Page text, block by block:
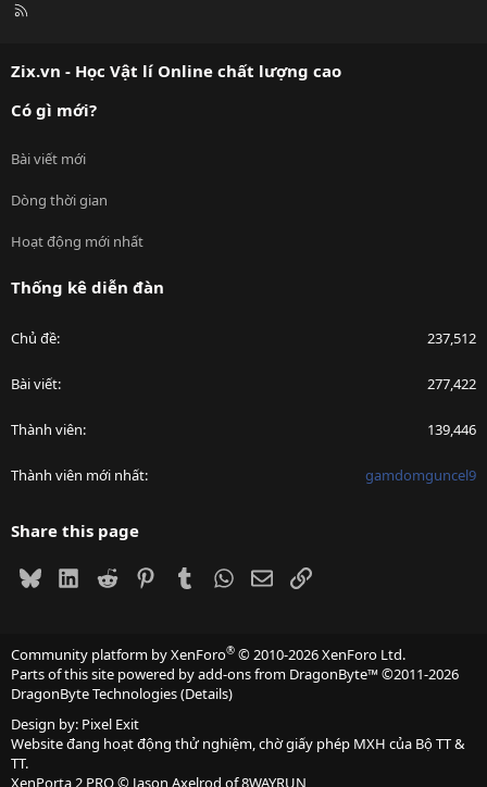
R
Zix.vn - Học Vật lí Online chất lượng cao
Có gì mới?
Bài viết mới
Dòng thời gian
Hoạt động mới nhất
Thống kê diễn đàn
Chủ đề 237,512
Bài viết 277,422
Thành viên 139,446
Thành viên mới nhất gamdomguncel9
Share this page
BlueskyLinkedIn
Reddit PinterestTumblrWhatsApp
EmailLink
Community platform by XenForo® © 2010-2026 XenForo Ltd.
Parts of this site powered byadd-ons from DragonByte™©2011-2026
DragonByte Technologies(Details)
Design by: Pixel Exit
Website đang hoạt động thử nghiệm, chờ giấy phép MXH của Bộ TT &
TT.
XenPorta 2 PRO© Jason Axelrod of8WAYRUN